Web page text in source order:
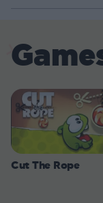
Cut The Rope